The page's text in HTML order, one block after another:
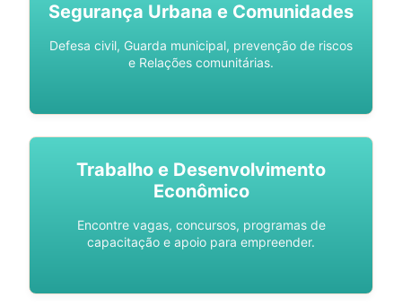
Segurança Urbana e Comunidades
Defesa civil, Guarda municipal, prevenção de riscos
e Relações comunitárias.
Trabalho e Desenvolvimento
Econômico
Encontre vagas, concursos, programas de
capacitação e apoio para empreender.